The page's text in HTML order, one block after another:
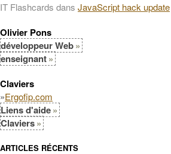
IT Flashcards dans JavaScript hack update
Olivier Pons
développeur Web
enseignant
Claviers
»Ergofip.com
Liens d'aide
Claviers
ARTICLES RÉCENTS